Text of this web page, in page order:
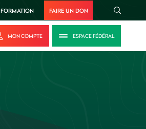
FORMATION FAIRE UN DON
MON COMPTE ESPACE FÉDÉRAL